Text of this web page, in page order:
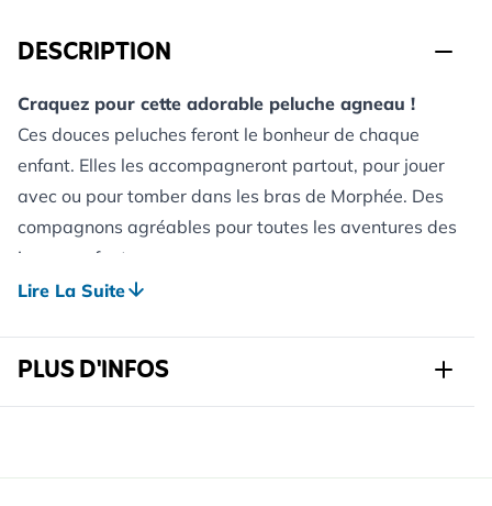
DESCRIPTION
Craquez pour cette adorable peluche agneau !
Ces douces peluches feront le bonheur de chaque
enfant. Elles les accompagneront partout, pour jouer
avec ou pour tomber dans les bras de Morphée. Des
compagnons agréables pour toutes les aventures des
jeunes enfants.
Ces peluches sont fabriquées par Wilberry Toys.
matériaux utilisés sont doux et adaptés aux enfants
à partir de 12 mois.
Lire La Suite
PLUS D'INFOS
Marque Willberry Toys